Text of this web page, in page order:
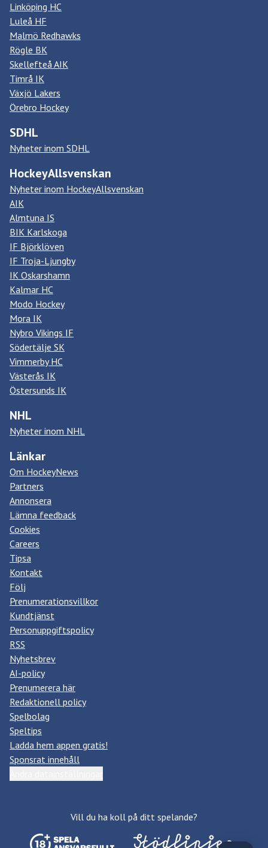
Linköping HC
Luleå HF
Malmö Redhawks
Rögle BK
Skellefteå AIK
Timrå IK
Växjö Lakers
Örebro Hockey
SDHL
Nyheter inom SDHL
HockeyAllsvenskan
Nyheter inom HockeyAllsvenskan
AIK
Almtuna IS
BIK Karlskoga
IF Björklöven
IF Troja-Ljungby
IK Oskarshamn
Kalmar HC
Modo Hockey
Mora IK
Nybro Vikings IF
Södertälje SK
Vimmerby HC
Västerås IK
Östersunds IK
NHL
Nyheter inom NHL
Länkar
Om HockeyNews
Partners
Annonsera
Lämna feedback
Cookies
Careers
Tipsa
Kontakt
Följ
Prenumerationsvillkor
Kundtjänst
Personuppgiftspolicy
RSS
Nyhetsbrev
AI-policy
Prenumerera här
Redaktionell policy
Spelbolag
Speltips
Ladda hem appen gratis!
Sponsrat innehåll
Vill du ha koll på ditt spelande?